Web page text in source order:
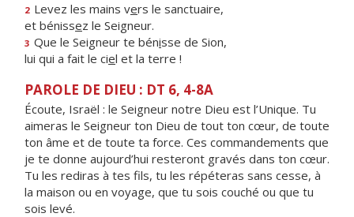
2 Levez les mains vers le sanctuaire,
et bénissez le Seigneur.
3 Que le Seigneur te bénisse de Sion,
lui qui a fait le ciel et la terre !
PAROLE DE DIEU : DT 6, 4-8A
Écoute, Israël : le Seigneur notre Dieu est l’Unique. Tu
aimeras le Seigneur ton Dieu de tout ton cœur, de toute
ton âme et de toute ta force. Ces commandements que
je te donne aujourd’hui resteront gravés dans ton cœur.
Tu les rediras à tes fils, tu les répéteras sans cesse, à
la maison ou en voyage, que tu sois couché ou que tu
sois levé.